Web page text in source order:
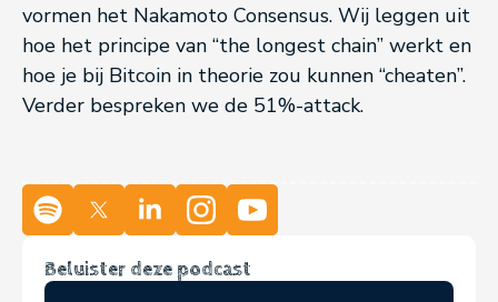
vormen het Nakamoto Consensus. Wij leggen uit
hoe het principe van “the longest chain” werkt en
hoe je bij Bitcoin in theorie zou kunnen “cheaten”.
Verder bespreken we de 51%-attack.
Beluister deze podcast